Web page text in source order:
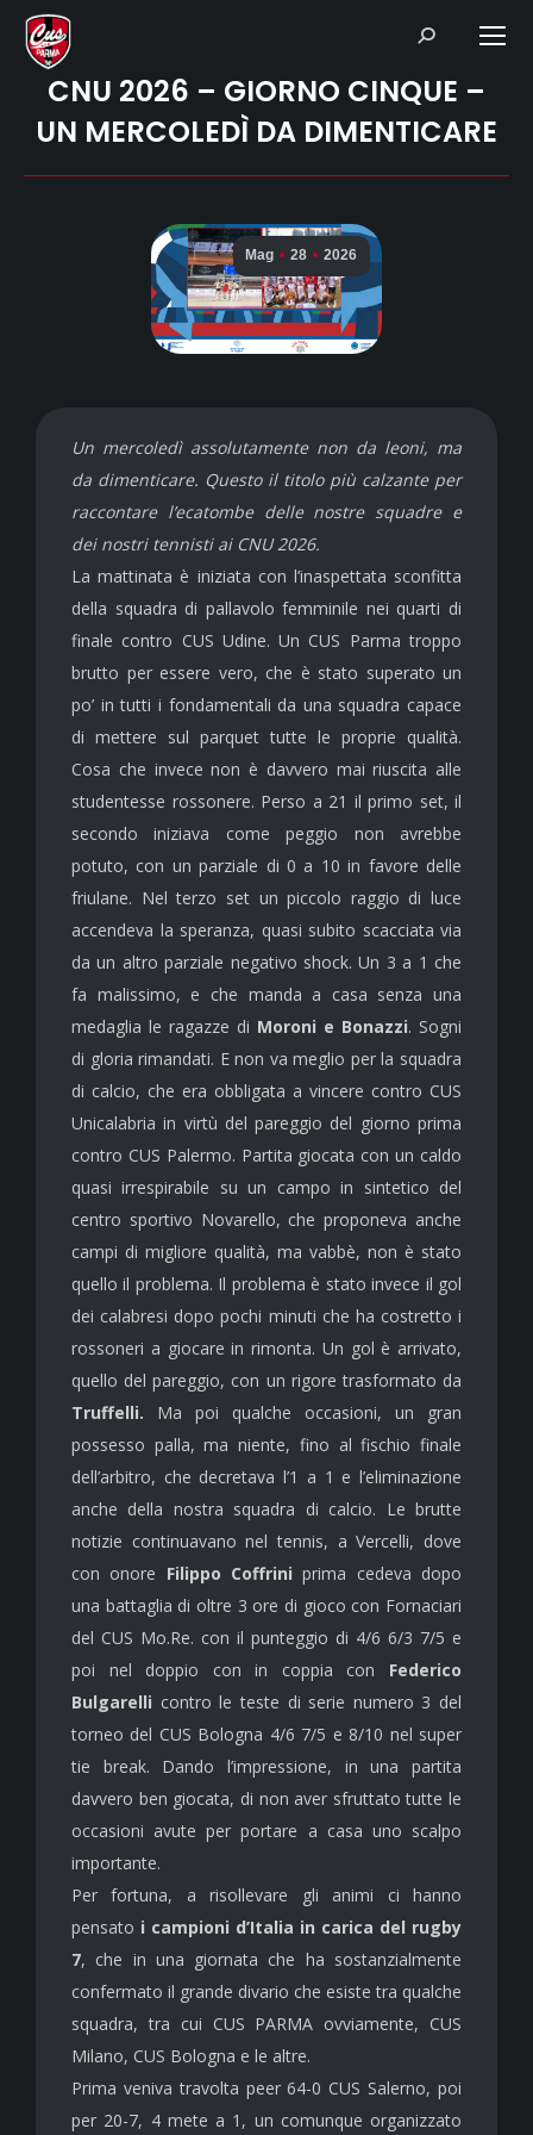
Search:
CNU 2026 – GIORNO CINQUE –
UN MERCOLEDÌ DA DIMENTICARE
Mag 28 2026
Un mercoledì assolutamente non da leoni, ma
da dimenticare. Questo il titolo più calzante per
raccontare l’ecatombe delle nostre squadre e
dei nostri tennisti ai CNU 2026.
La mattinata è iniziata con l’inaspettata sconfitta
della squadra di pallavolo femminile nei quarti di
finale contro CUS Udine. Un CUS Parma troppo
brutto per essere vero, che è stato superato un
po’ in tutti i fondamentali da una squadra capace
di mettere sul parquet tutte le proprie qualità.
Cosa che invece non è davvero mai riuscita alle
studentesse rossonere. Perso a 21 il primo set, il
secondo iniziava come peggio non avrebbe
potuto, con un parziale di 0 a 10 in favore delle
friulane. Nel terzo set un piccolo raggio di luce
accendeva la speranza, quasi subito scacciata via
da un altro parziale negativo shock. Un 3 a 1 che
fa malissimo, e che manda a casa senza una
medaglia le ragazze di Moroni e Bonazzi. Sogni
di gloria rimandati. E non va meglio per la squadra
di calcio, che era obbligata a vincere contro CUS
Unicalabria in virtù del pareggio del giorno prima
contro CUS Palermo. Partita giocata con un caldo
quasi irrespirabile su un campo in sintetico del
centro sportivo Novarello, che proponeva anche
campi di migliore qualità, ma vabbè, non è stato
quello il problema. Il problema è stato invece il gol
dei calabresi dopo pochi minuti che ha costretto i
rossoneri a giocare in rimonta. Un gol è arrivato,
quello del pareggio, con un rigore trasformato da
Truffelli. Ma poi qualche occasioni, un gran
possesso palla, ma niente, fino al fischio finale
dell’arbitro, che decretava l’1 a 1 e l’eliminazione
anche della nostra squadra di calcio. Le brutte
notizie continuavano nel tennis, a Vercelli, dove
con onore Filippo Coffrini prima cedeva dopo
una battaglia di oltre 3 ore di gioco con Fornaciari
del CUS Mo.Re. con il punteggio di 4/6 6/3 7/5 e
poi nel doppio con in coppia con Federico
Bulgarelli contro le teste di serie numero 3 del
torneo del CUS Bologna 4/6 7/5 e 8/10 nel super
tie break. Dando l’impressione, in una partita
davvero ben giocata, di non aver sfruttato tutte le
occasioni avute per portare a casa uno scalpo
importante.
Per fortuna, a risollevare gli animi ci hanno
pensato i campioni d’Italia in carica del rugby
7, che in una giornata che ha sostanzialmente
confermato il grande divario che esiste tra qualche
squadra, tra cui CUS PARMA ovviamente, CUS
Milano, CUS Bologna e le altre.
Prima veniva travolta peer 64-0 CUS Salerno, poi
per 20-7, 4 mete a 1, un comunque organizzato